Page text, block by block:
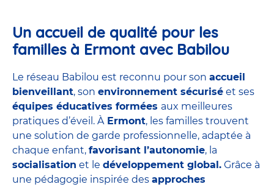
Un accueil de qualité pour les
familles à Ermont avec Babilou
Le réseau Babilou est reconnu pour son accueil
bienveillant, son environnement sécurisé et ses
équipes éducatives formées aux meilleures
pratiques d’éveil. À Ermont, les familles trouvent
une solution de garde professionnelle, adaptée à
chaque enfant, favorisant l’autonomie, la
socialisation et le développement global. Grâce à
une pédagogie inspirée des approches